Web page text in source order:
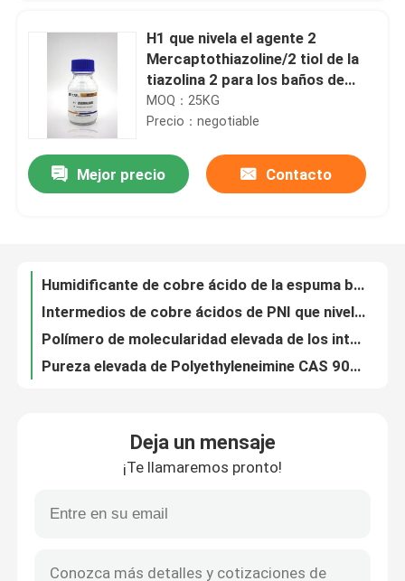
Hogar
Productos
Sobre nosotros
Control de calidad
Contáctenos
Abrillantadores ácidos del cobrizado
Intermedios de cobre ácidos
nivelación del agente
H1 que nivela el agente 2
Mercaptothiazoline/2 tiol de la
tiazolina 2 para los baños de
cobre ácidos
MOQ：25KG
Precio：negotiable
Mejor precio Contacto
Humidificante de cobre ácido de la espuma baja para el proceso del PWB
Intermedios de cobre ácidos de SLP que nivelan el agente en líquido transparente del claro del área del LCD
Intermedios de cobre ácidos de GISS para el cobre ácido un derivado de Polyethyleneimine
Solución brillante del niquelado de PABS, formiato Cas 125678 de Diethylaminopropyne 52 6
Sustancias químicas de electrochapado del MAPA, CAS 2978 58 solución de electrochapado de 7 níqueles
Deja un mensaje
¡Te llamaremos pronto!